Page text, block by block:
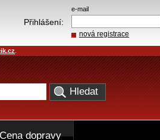
e-mail
Přihlášení:
nová registrace
Cena dopravy